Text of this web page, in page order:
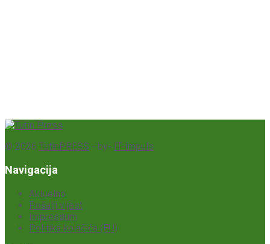
© 2026 TutinPRESS - by- IT-Impuls
Navigacija
Aktuelno
Pošalji vijest
Impressum
Politika kolačića (EU)